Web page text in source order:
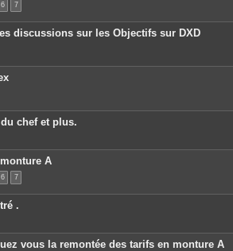
6 7
discussions sur les Objectifs sur DXD
chef et plus.
A
6 7
.
vous la remontée des tarifs en monture A